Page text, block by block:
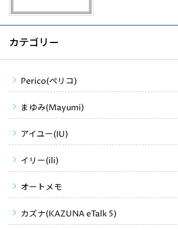
カテゴリー
Perico(ペリコ)
まゆみ(Mayumi)
アイユー(IU)
イリー(ili)
オートメモ
カズナ(KAZUNA eTalk 5)